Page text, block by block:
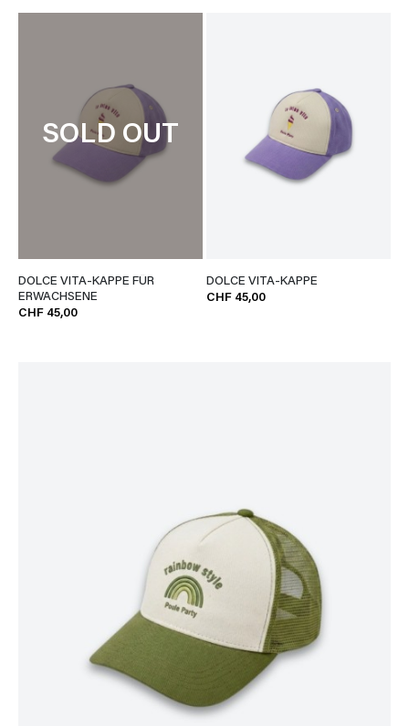
SOLD OUT
DOLCE VITA-KAPPE FÜR
ERWACHSENE
CHF 45,00
DOLCE VITA-KAPPE
CHF 45,00